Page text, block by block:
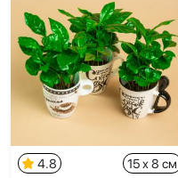
4.8 15 x 8 см